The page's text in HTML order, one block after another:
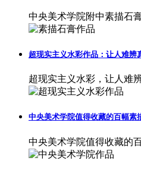
中央美术学院附中素描石
超现实主义水彩作品：让人难辨
超现实主义水彩，让人难
中央美术学院值得收藏的百幅素
中央美术学院值得收藏的